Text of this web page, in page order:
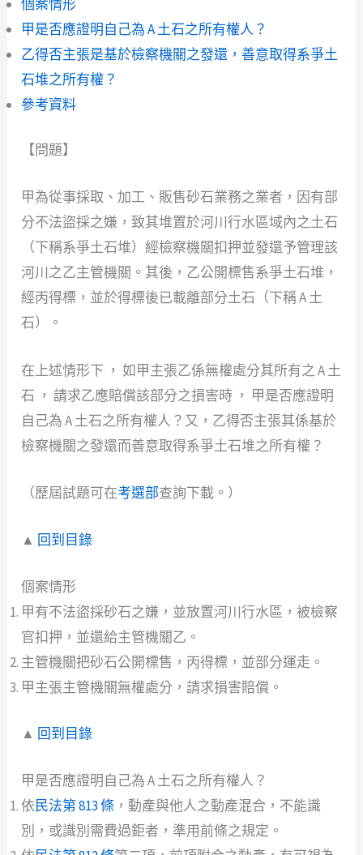
個案情形
甲是否應證明自己為 A 土石之所有權人？
乙得否主張是基於檢察機關之發還，善意取得系爭土
石堆之所有權？
參考資料
【問題】
甲為從事採取、加工、販售砂石業務之業者，因有部
分不法盜採之嫌，致其堆置於河川行水區域內之土石
（下稱系爭土石堆）經檢察機關扣押並發還予管理該
河川之乙主管機關。其後，乙公開標售系爭土石堆，
經丙得標，並於得標後已載離部分土石（下稱 A 土
石）。
在上述情形下 ， 如甲主張乙係無權處分其所有之 A 土
石 ， 請求乙應賠償該部分之損害時 ， 甲是否應證明
自己為 A 土石之所有權人？又，乙得否主張其係基於
檢察機關之發還而善意取得系爭土石堆之所有權？
（歷屆試題可在考選部查詢下載。）
▲ 回到目錄
個案情形
甲有不法盜採砂石之嫌，並放置河川行水區，被檢察
官扣押，並還給主管機關乙。
主管機關把砂石公開標售，丙得標，並部分運走。
甲主張主管機關無權處分，請求損害賠償。
▲ 回到目錄
甲是否應證明自己為 A 土石之所有權人？
依民法第 813 條 ，動產與他人之動產混合，不能識
別，或識別需費過鉅者，準用前條之規定。